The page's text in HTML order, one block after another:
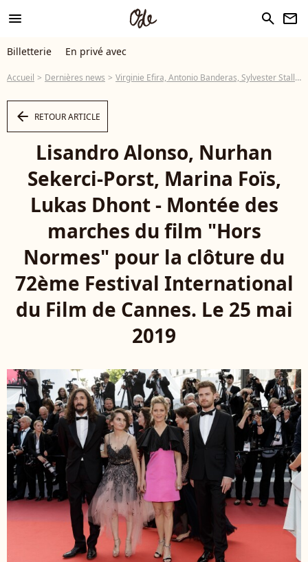
menu search newsletter
Billetterie En privé avec
Accueil Dernières news Virginie Efira, Antonio Banderas, Sylvester Stallone... In love au final de Cannes
arrow_left RETOUR ARTICLE
Lisandro Alonso, Nurhan
Sekerci-Porst, Marina Foïs,
Lukas Dhont - Montée des
marches du film "Hors
Normes" pour la clôture du
72ème Festival International
du Film de Cannes. Le 25 mai
2019